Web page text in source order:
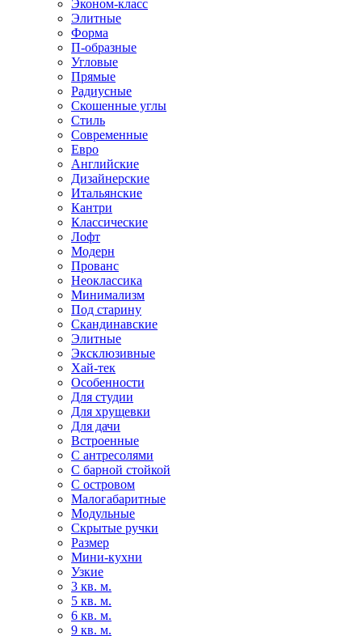
Эконом-класс
Элитные
Форма
П-образные
Угловые
Прямые
Радиусные
Скошенные углы
Стиль
Современные
Евро
Английские
Дизайнерские
Итальянские
Кантри
Классические
Лофт
Модерн
Прованс
Неоклассика
Минимализм
Под старину
Скандинавские
Элитные
Эксклюзивные
Хай-тек
Особенности
Для студии
Для хрущевки
Для дачи
Встроенные
С антресолями
С барной стойкой
С островом
Малогабаритные
Модульные
Скрытые ручки
Размер
Мини-кухни
Узкие
3 кв. м.
5 кв. м.
6 кв. м.
9 кв. м.